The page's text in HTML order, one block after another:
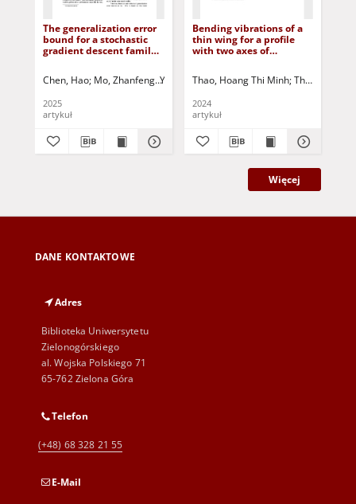
The generalization error
bound for a stochastic
gradient descent family
Chen, Hao Mo, Zhanfeng Yang, Zhouwang Korbicz, Józef (1951- ) -
2025
artykuł
Bending vibrations of a
thin wing for a profile
with two axes of
Thao, Hoang Thi Minh Thanh, Le Thi
2024
artykuł
Więcej
DANE KONTAKTOWE
Adres
Biblioteka Uniwersytetu
Zielonogórskiego
al. Wojska Polskiego 71
65-762 Zielona Góra
Telefon
(+48) 68 328 21 55
E-Mail